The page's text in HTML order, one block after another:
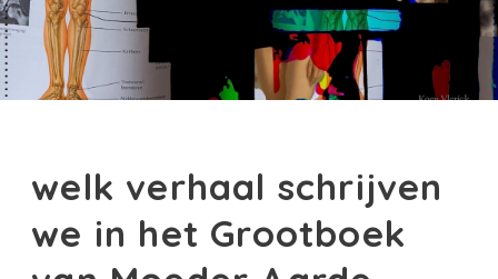
welk verhaal schrijven
we in het Grootboek